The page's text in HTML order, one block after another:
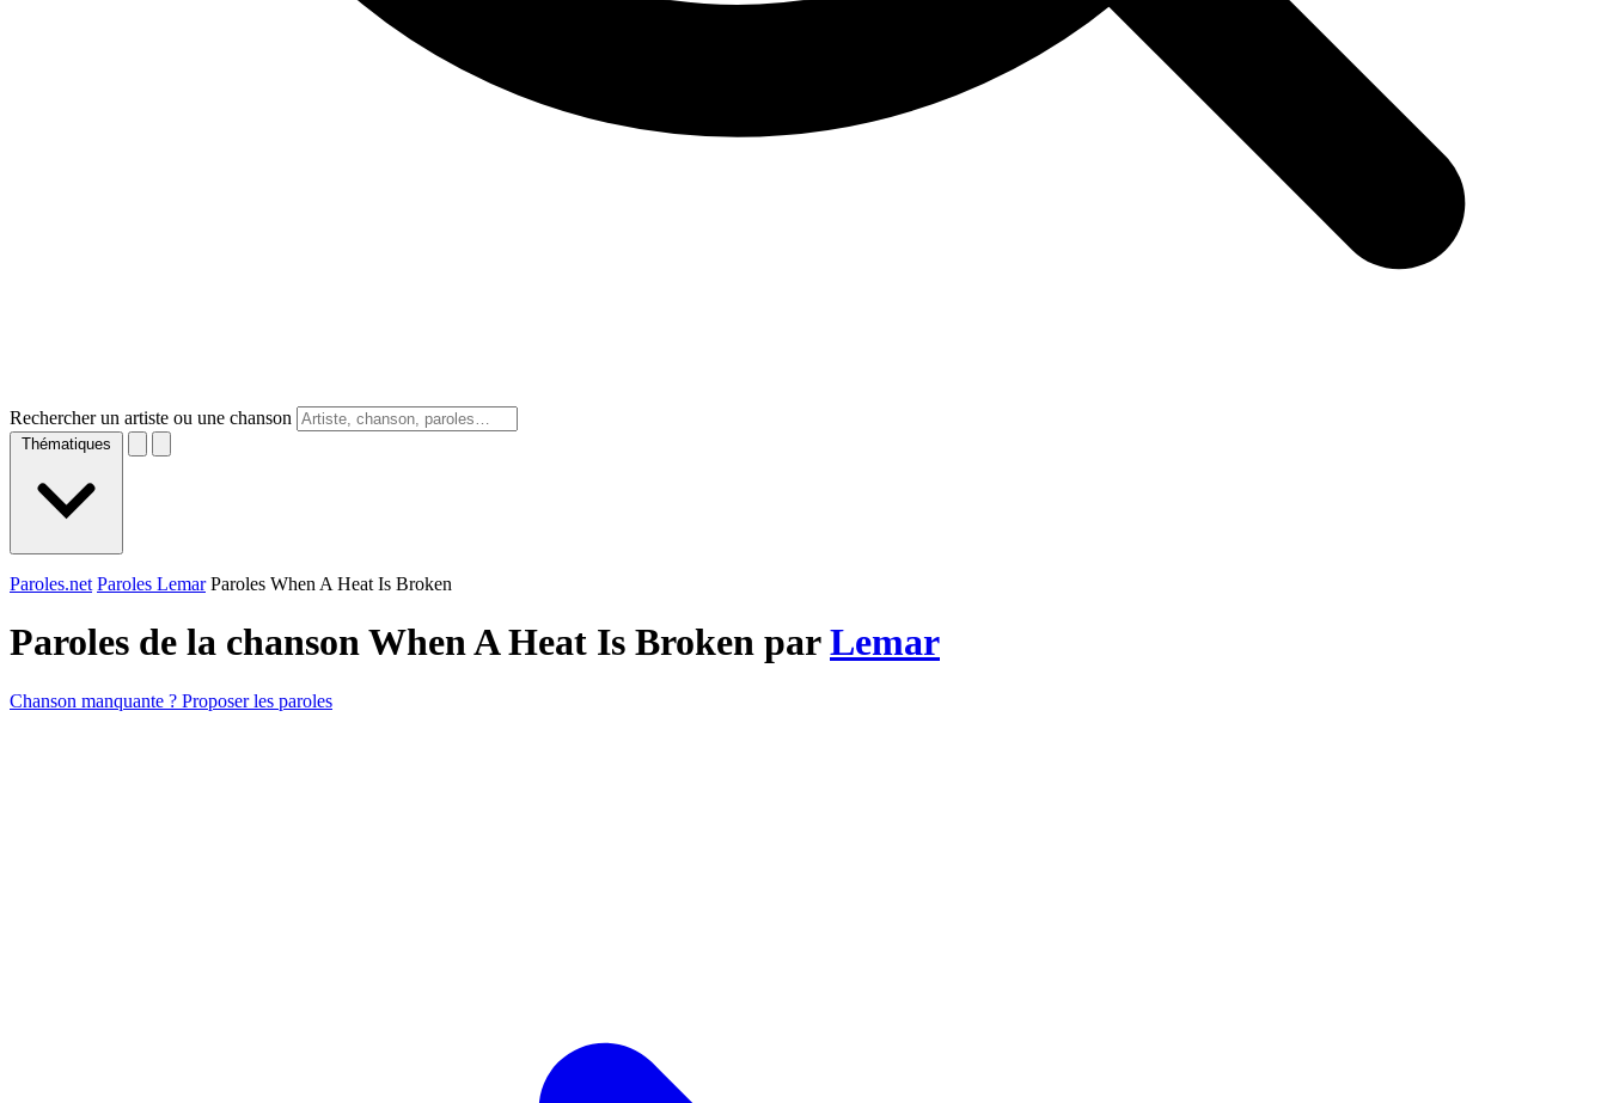
Rechercher un artiste ou une chanson
Thématiques
Paroles.net Paroles Lemar Paroles When A Heat Is Broken
Paroles de la chanson When A Heat Is Broken parLemar
Chanson manquante ? Proposer les paroles